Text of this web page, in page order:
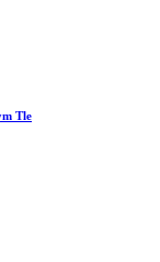
Tle